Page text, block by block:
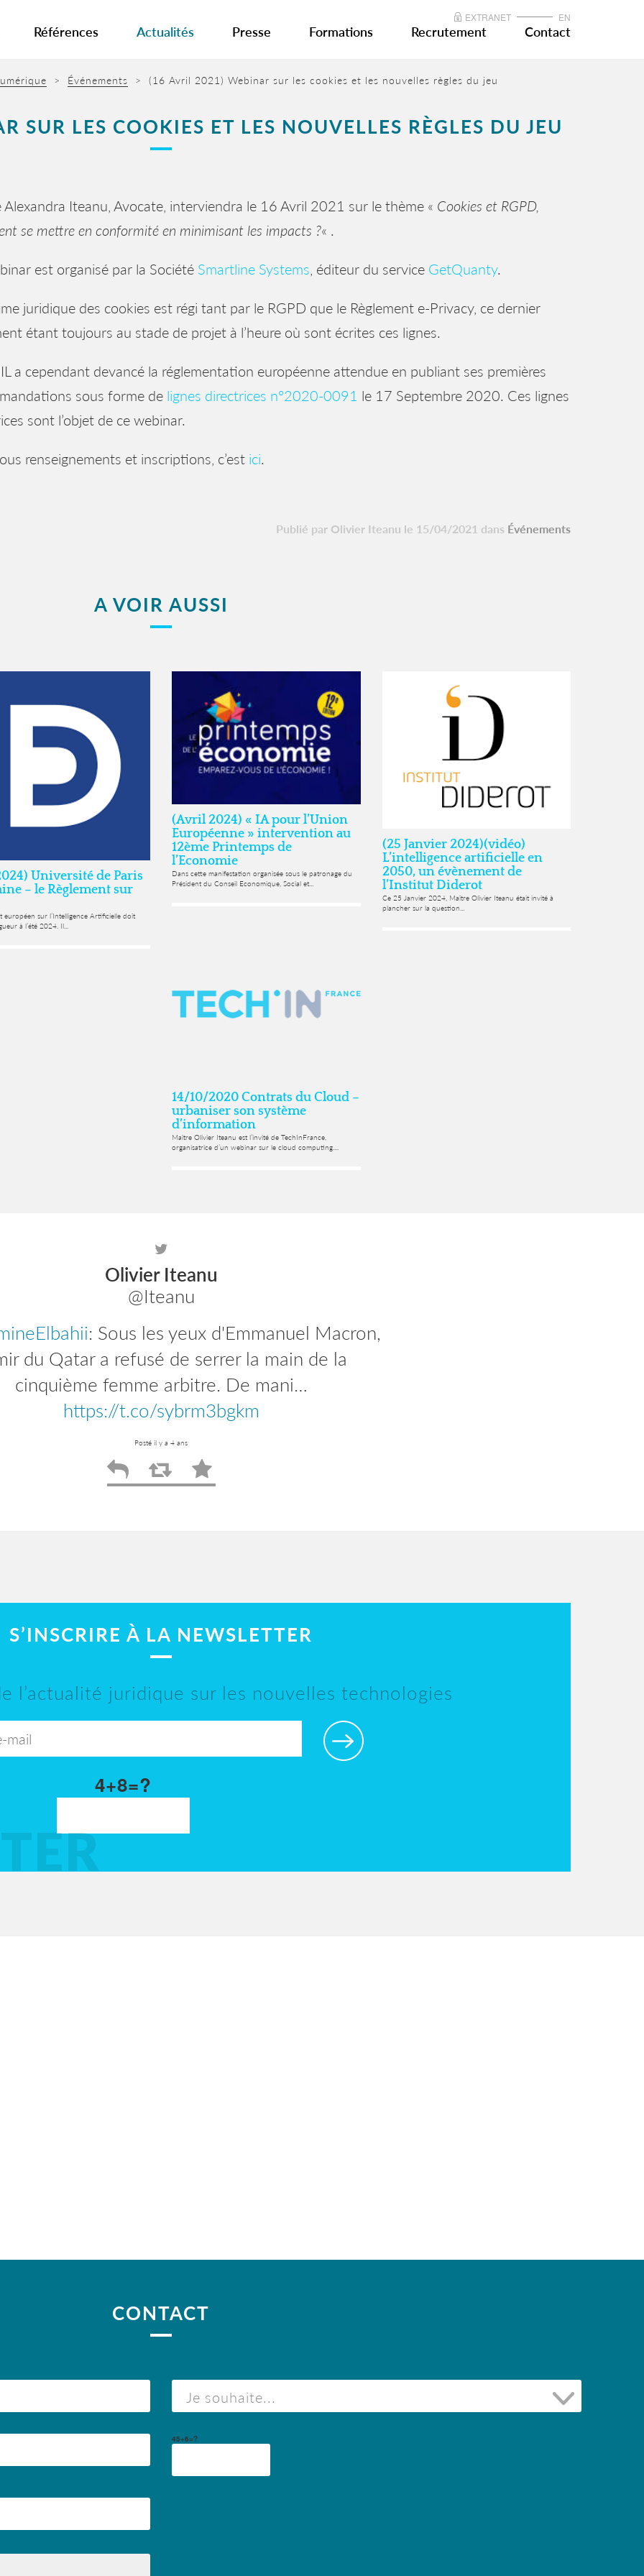
EXTRANET EN
Références Actualités Presse Formations Recrutement Contact
> Événements > (16 Avril 2021) Webinar sur les cookies et les nouvelles règles du jeu
SUR LES COOKIES ET LES NOUVELLES RÈGLES DU JEU
Alexandra Iteanu, Avocate, interviendra le 16 Avril 2021 sur le thème « Cookies et RGPD,
se mettre en conformité en minimisant les impacts ?« .
est organisé par la Société Smartline Systems , éditeur du service GetQuanty.
juridique des cookies est régi tant par le RGPD que le Règlement e-Privacy, ce dernier
étant toujours au stade de projet à l’heure où sont écrites ces lignes.
a cependant devancé la réglementation européenne attendue en publiant ses premières
sous forme de lignes directrices n°2020-0091 le 17 Septembre 2020. Ces lignes
sont l’objet de ce webinar.
renseignements et inscriptions, c’est ici.
Publié par Olivier Iteanu le 15/04/2021 dans Événements
A VOIR AUSSI
Université de Paris
– le Règlement sur
européen sur l’Intelligence Artificielle doit
à l’été 2024. Il...
(Avril 2024) « IA pour l’Union
Européenne » intervention au
12ème Printemps de
l’Economie
Dans cette manifestation organisée sous le patronage du
Président du Conseil Economique, Social et...
(25 Janvier 2024)(vidéo)
L’intelligence artificielle en
2050, un évènement de
l’Institut Diderot
Ce 25 Janvier 2024, Maître Olivier Iteanu était invité à
plancher sur la question...
14/10/2020 Contrats du Cloud –
urbaniser son système
d’information
Maître Olivier Iteanu est l’invité de TechInFrance,
organisatrice d’un webinar sur le cloud computing....
Olivier Iteanu
@Iteanu
: Sous les yeux d'Emmanuel Macron,
du Qatar a refusé de serrer la main de la
cinquième femme arbitre. De mani…
https://t.co/sybrm3bgkm
Posté il y a 4 ans
: Plus que quelques heures pour vous
aux journées d'actualité de l'EFB Pendant 2
nous allons revenir…https://t.co/zyIWAlV2gn
Posté il y a 4 ans
S’INSCRIRE À LA NEWSLETTER
l’actualité juridique sur les nouvelles technologies
4+8=?
CONTACT
45+6=?